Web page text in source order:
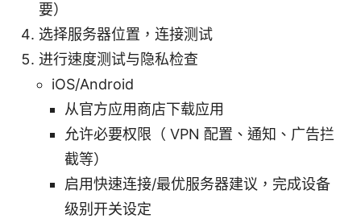
要）
选择服务器位置，连接测试
进行速度测试与隐私检查
iOS/Android
从官方应用商店下载应用
允许必要权限（ VPN 配置、通知、广告拦
截等）
启用快速连接/最优服务器建议，完成设备
级别开关设定